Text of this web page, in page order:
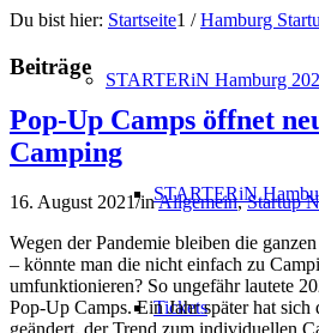
STARTERiN Hamburg
STARTERiN
Tickets
Du bist hier: Startseite1 / Hamburg
Beiträge
Pop-Up Camps öffnet
Camping
16. August 2021/inAllgemein,Startup
Wegen der Pandemie bleiben die
– könnte man die nicht einfach zu
umfunktionieren? So ungefähr lautete
Pop-Up Camps. Ein Jahr später hat sich